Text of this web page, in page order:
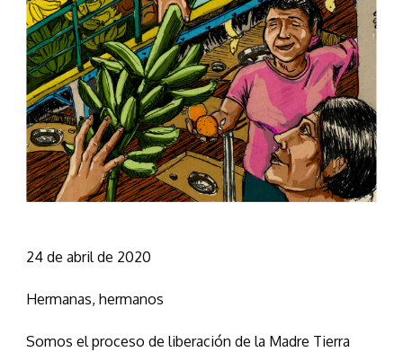
24 de abril de 2020
Hermanas, hermanos
Somos el proceso de liberación de la Madre Tierra